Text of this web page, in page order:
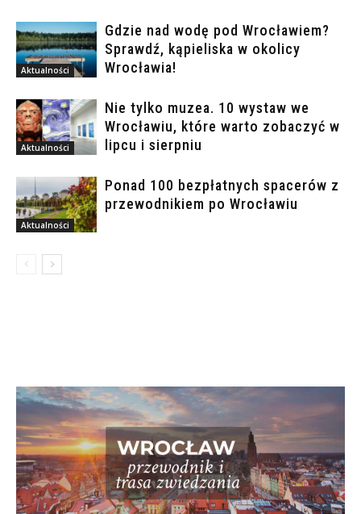
Aktualności
Gdzie nad wodę pod Wrocławiem?
Sprawdź, kąpieliska w okolicy
Wrocławia!
Aktualności
Nie tylko muzea. 10 wystaw we
Wrocławiu, które warto zobaczyć w
lipcu i sierpniu
Aktualności
Ponad 100 bezpłatnych spacerów z
przewodnikiem po Wrocławiu